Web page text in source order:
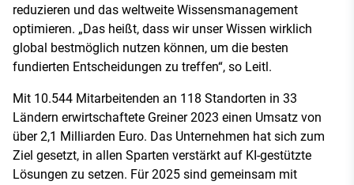
reduzieren und das weltweite Wissensmanagement
optimieren. „Das heißt, dass wir unser Wissen wirklich
global bestmöglich nutzen können, um die besten
fundierten Entscheidungen zu treffen“, so Leitl.
Mit 10.544 Mitarbeitenden an 118 Standorten in 33
Ländern erwirtschaftete Greiner 2023 einen Umsatz von
über 2,1 Milliarden Euro. Das Unternehmen hat sich zum
Ziel gesetzt, in allen Sparten verstärkt auf KI-gestützte
Lösungen zu setzen. Für 2025 sind gemeinsam mit